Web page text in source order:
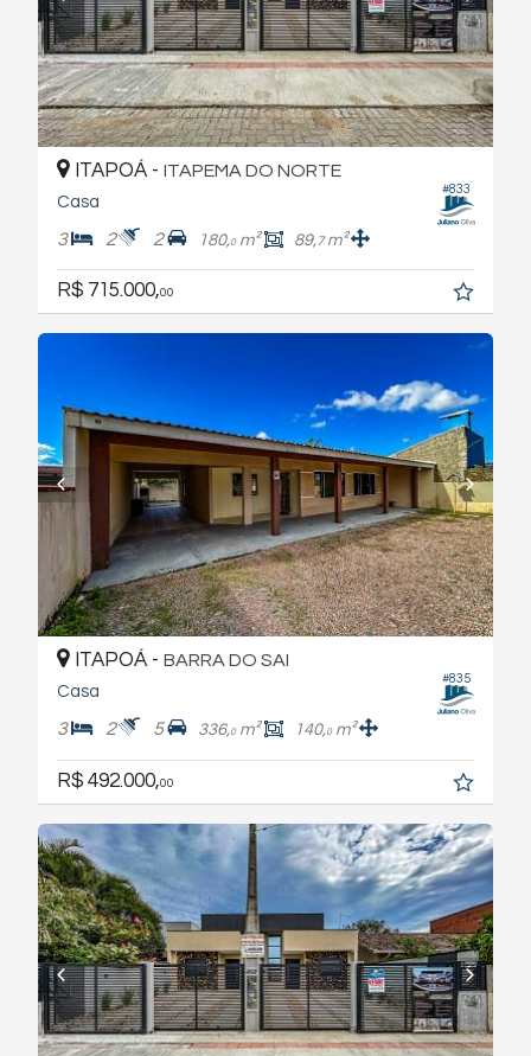
#833
ITAPOÁ - ITAPEMA DO NORTE
Casa
3 2 2 180,0m² 89,7m²
R$ 715.000,00
#835
ITAPOÁ - BARRA DO SAI
Casa
3 2 5 336,0m² 140,0m²
R$ 492.000,00